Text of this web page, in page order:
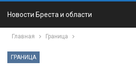
Новости Бреста и области
Главная Граница
ГРАНИЦА